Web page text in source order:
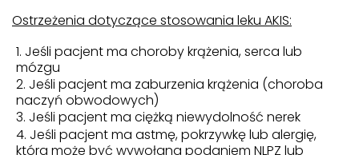
Ostrzeżenia dotyczące stosowania leku AKIS:
Jeśli pacjent ma choroby krążenia, serca lub
mózgu
Jeśli pacjent ma zaburzenia krążenia (choroba
naczyń obwodowych)
Jeśli pacjent ma ciężką niewydolność nerek
Jeśli pacjent ma astmę, pokrzywkę lub alergię,
która może być wywołana podaniem NLPZ lub